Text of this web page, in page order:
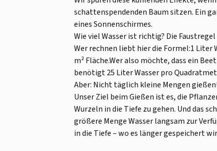
schattenspendenden Baum sitzen. Ein
eines Sonnenschirmes.
Wie viel Wasser ist richtig? Die Faustregel
Wer rechnen liebt hier die Formel:1 Liter
m² Fläche.Wer also möchte, dass ein
benötigt 25 Liter Wasser pro
Aber: Nicht täglich kleine Mengen
Unser Ziel beim Gießen ist es, die
Wurzeln in die Tiefe zu gehen. Und das
größere Menge Wasser langsam zur
in die Tiefe – wo es länger gespeichert